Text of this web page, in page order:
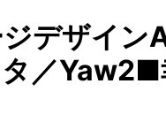
デザイン
／Yaw2■